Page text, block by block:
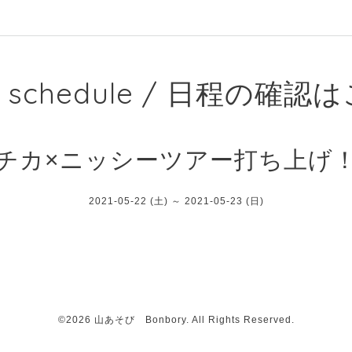
schedule / 日程の確認は
カ×ニッシーツアー打ち上げ！
2021-05-22 (土) ～ 2021-05-23 (日)
©2026 山あそび Bonbory. All Rights Reserved.